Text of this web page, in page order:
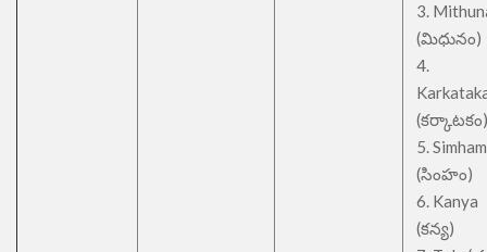
3.
(మిధునం)
4.
(కర్కాటకం)
5. Simham
(సింహం)
6. Kanya
(కన్య)